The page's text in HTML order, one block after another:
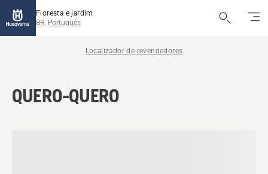
Floresta e jardim
BR, Português
Localizador de revendedores
QUERO-QUERO